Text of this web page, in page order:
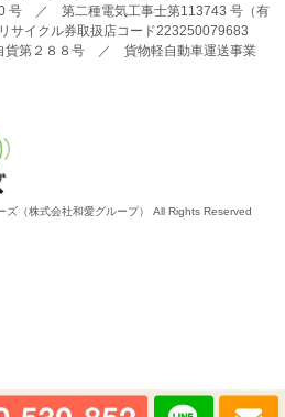
号 ／ 第二種電気工事士第113743 号（有
イクル券取扱店コード223250079683
貨第２８８号 ／ 貨物軽自動車運送事業
（株式会社和愛グループ） All Rights Reserved